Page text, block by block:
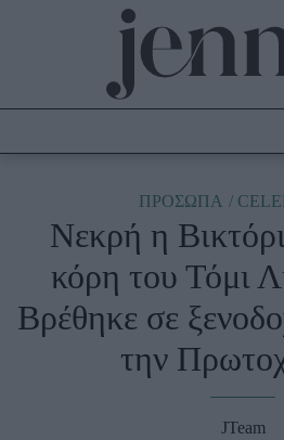
Culture
Fashion
Shopping
Styling Tips
Fashion News
ΠΡΟΣΩΠΑ
Νεκρή η
κόρη του Τόμι
Βρέθηκε σε
την
JTeam